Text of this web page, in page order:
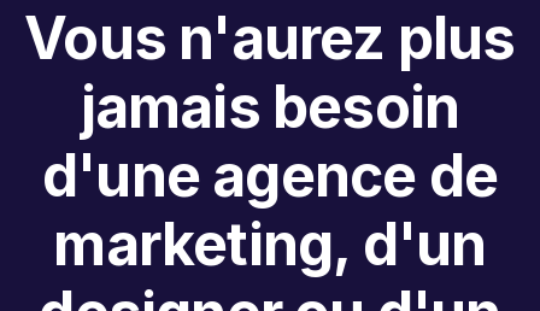
Vous n'aurez plus
jamais besoin
d'une agence de
marketing, d'un